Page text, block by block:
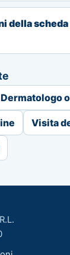
della
Dermatologo
Visita